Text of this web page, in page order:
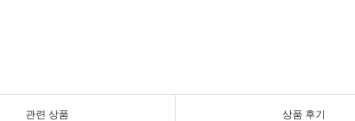
관련 상품 상품 후기